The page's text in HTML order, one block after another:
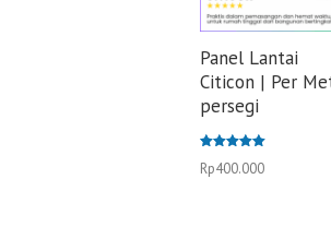
Panel Lantai
Citicon | Per
persegi
5.00
Rp400.000